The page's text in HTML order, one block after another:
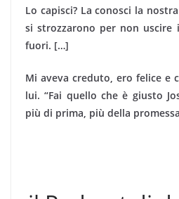
Lo capisci? La conosci la
si strozzarono per non uscire
fuori. […]
Mi aveva creduto, ero felice e
lui. “Fai quello che è giusto
più di prima, più della